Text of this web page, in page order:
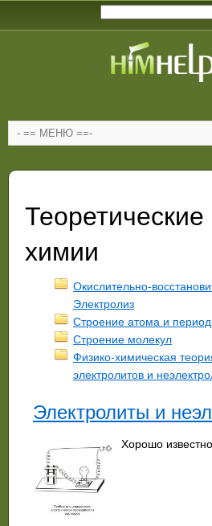
химии
Окислительно-
Электролиз
Строение атома и
Строение молекул
Физико-химическая
электролитов и
Электролиты и
Хорошо